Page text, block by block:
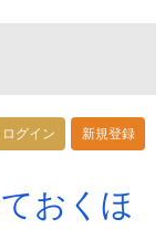
ログイン 新規登録
おくほ